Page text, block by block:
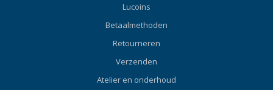
Lucoins
Betaalmethoden
Retourneren
Verzenden
Atelier en onderhoud